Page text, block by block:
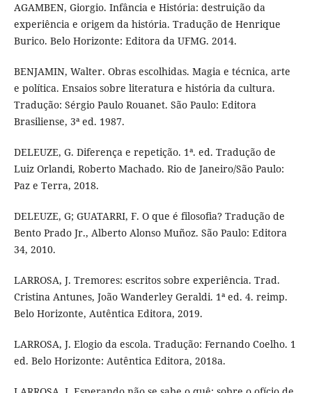
AGAMBEN, Giorgio. Infância e História: destruição da
experiência e origem da história. Tradução de Henrique
Burico. Belo Horizonte: Editora da UFMG. 2014.
BENJAMIN, Walter. Obras escolhidas. Magia e técnica, arte
e política. Ensaios sobre literatura e história da cultura.
Tradução: Sérgio Paulo Rouanet. São Paulo: Editora
Brasiliense, 3ª ed. 1987.
DELEUZE, G. Diferença e repetição. 1ª. ed. Tradução de
Luiz Orlandi, Roberto Machado. Rio de Janeiro/São Paulo:
Paz e Terra, 2018.
DELEUZE, G; GUATARRI, F. O que é filosofia? Tradução de
Bento Prado Jr., Alberto Alonso Muñoz. São Paulo: Editora
34, 2010.
LARROSA, J. Tremores: escritos sobre experiência. Trad.
Cristina Antunes, João Wanderley Geraldi. 1ª ed. 4. reimp.
Belo Horizonte, Autêntica Editora, 2019.
LARROSA, J. Elogio da escola. Tradução: Fernando Coelho. 1
ed. Belo Horizonte: Autêntica Editora, 2018a.